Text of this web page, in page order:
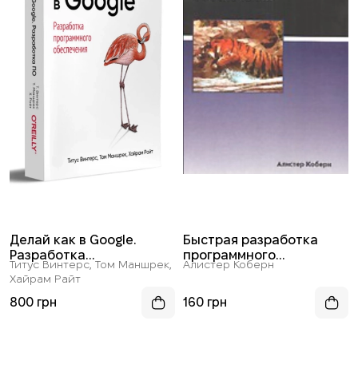
Делай как в Google.
Разработка
программного
обеспечения
Титус Винтерс, Том Маншрек,
Хайрам Райт
800 грн
Быстрая разработка
программного
обеспечения
Алистер Коберн
160 грн